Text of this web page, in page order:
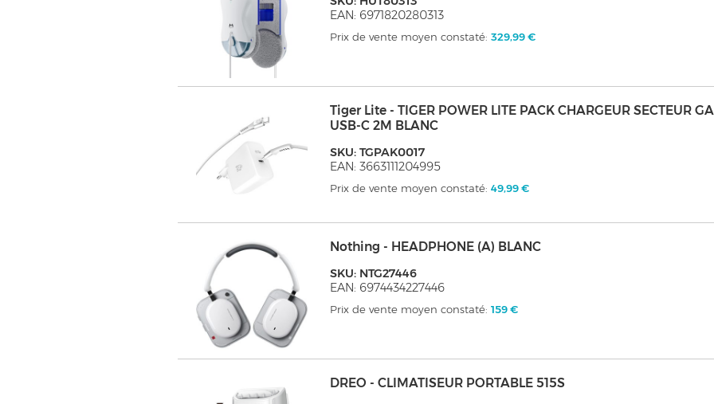
EAN: 6971820280313
Prix de vente moyen constaté:329,99 €
Tiger Lite - TIGER POWER LITE PACK CHARGEUR SECTEUR
USB-C 2M BLANC
SKU: TGPAK0017
EAN: 3663111204995
Prix de vente moyen constaté:49,99 €
Nothing - HEADPHONE (A) BLANC
SKU: NTG27446
EAN: 6974434227446
Prix de vente moyen constaté:159 €
DREO - CLIMATISEUR PORTABLE 515S